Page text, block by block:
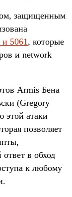
защищенным
5061 , которые
и network
Armis Бена
(Gregory
этой атаки
позволяет
в обход
к любому